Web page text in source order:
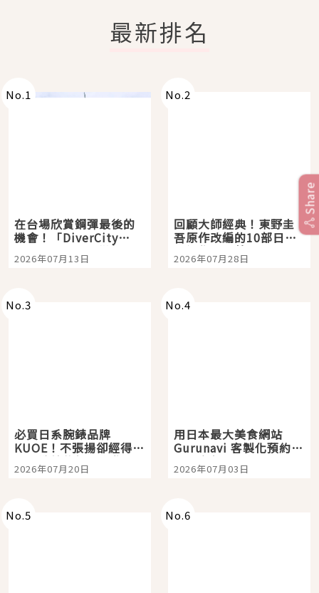
最新排名
No.1
在台場欣賞鋼彈最後的
機會！「DiverCity
Tokyo Plaza」搭船、
購物、美食及夜景，一
2026年07月13日
No.2
回顧大師經典！東野圭
吾原作改編的10部日本
影視作品推薦
2026年07月28日
No.3
必買日系腕錶品牌
KUOE！不張揚卻經得起
時間洗鍊的經典之作五
選
2026年07月20日
No.4
用日本最大美食網站
Gurunavi 客製化預約九
大都市餐廳，打造專屬
美食體驗！
2026年07月03日
No.5 No.6
Share